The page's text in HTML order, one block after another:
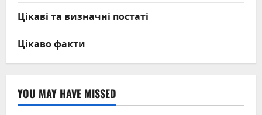
Цікаві та визначні постаті
Цікаво факти
YOU MAY HAVE MISSED